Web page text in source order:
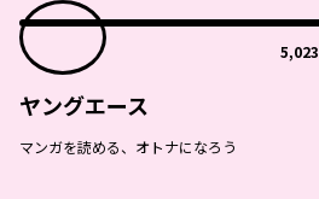
5,023
ヤングエース
マンガを読める、オトナになろう